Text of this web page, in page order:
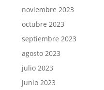
noviembre 2023
octubre 2023
septiembre 2023
agosto 2023
julio 2023
junio 2023